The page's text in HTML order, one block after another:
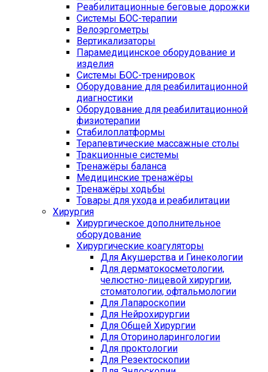
Реабилитационные беговые дорожки
Системы БОС-терапии
Велоэргометры
Вертикализаторы
Парамедицинское оборудование и
изделия
Системы БОС-тренировок
Оборудование для реабилитационной
диагностики
Оборудование для реабилитационной
физиотерапии
Стабилоплатформы
Терапевтические массажные столы
Тракционные системы
Тренажёры баланса
Медицинские тренажёры
Тренажёры ходьбы
Товары для ухода и реабилитации
Хирургия
Хирургическое дополнительное
оборудование
Хирургические коагуляторы
Для Акушерства и Гинекологии
Для дерматокосметологии,
челюстно-лицевой хирургии,
стоматологии, офтальмологии
Для Лапароскопии
Для Нейрохирургии
Для Общей Хирургии
Для Оториноларингологии
Для проктологии
Для Резектоскопии